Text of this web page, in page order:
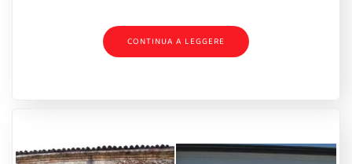
CONTINUA A LEGGERE